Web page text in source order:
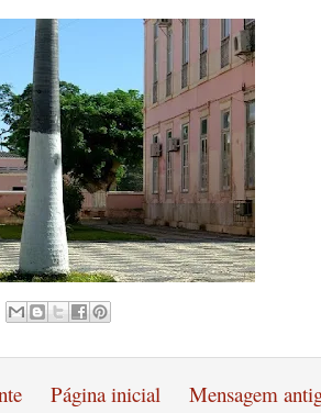
Mensagem
Página inicial